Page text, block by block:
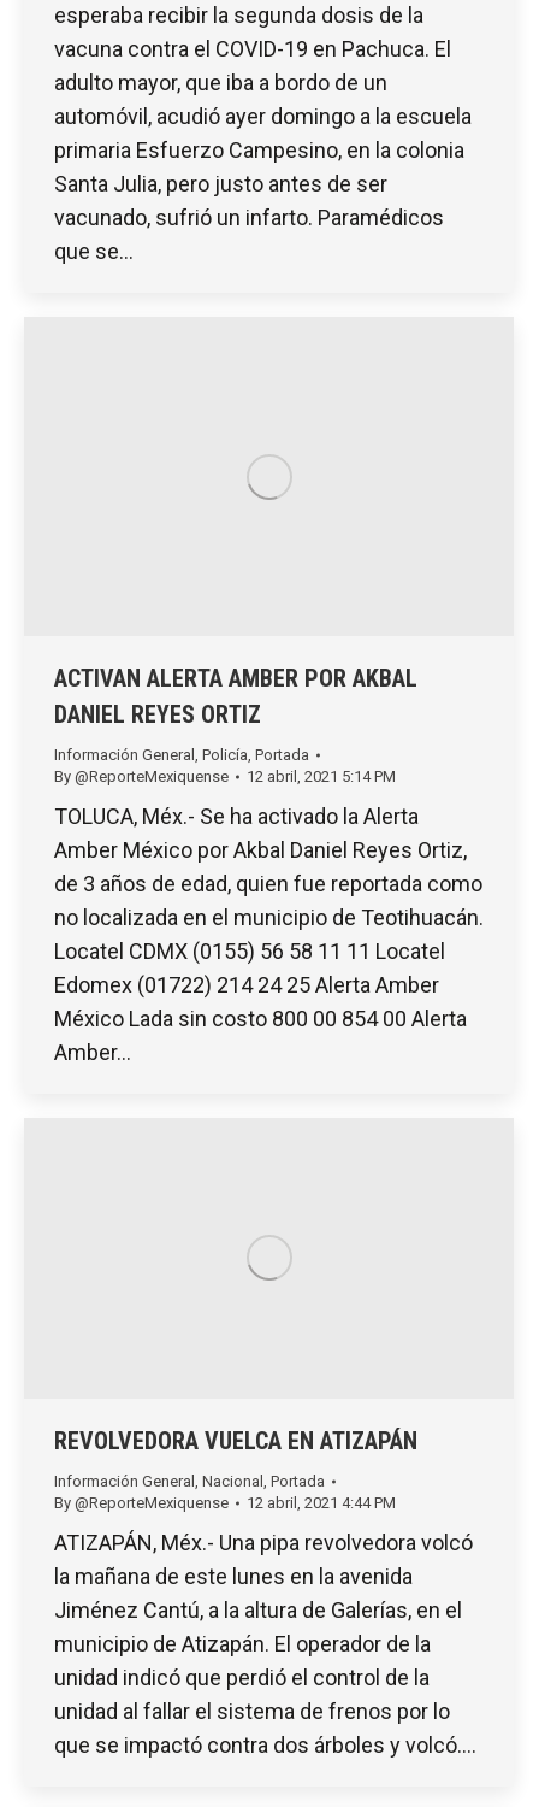
esperaba recibir la segunda dosis de la
vacuna contra el COVID-19 en Pachuca. El
adulto mayor, que iba a bordo de un
automóvil, acudió ayer domingo a la escuela
primaria Esfuerzo Campesino, en la colonia
Santa Julia, pero justo antes de ser
vacunado, sufrió un infarto. Paramédicos
que se…
ACTIVAN ALERTA AMBER POR AKBAL
DANIEL REYES ORTIZ
Información General Policía Portada
By @ReporteMexiquense 12 abril, 2021 5:14 PM
TOLUCA, Méx.- Se ha activado la Alerta
Amber México por Akbal Daniel Reyes Ortiz,
de 3 años de edad, quien fue reportada como
no localizada en el municipio de Teotihuacán.
Locatel CDMX (0155) 56 58 11 11 Locatel
Edomex (01722) 214 24 25 Alerta Amber
México Lada sin costo 800 00 854 00 Alerta
Amber…
REVOLVEDORA VUELCA EN ATIZAPÁN
Información General , Nacional , Portada
By @ReporteMexiquense 12 abril, 2021 4:44 PM
ATIZAPÁN, Méx.- Una pipa revolvedora volcó
la mañana de este lunes en la avenida
Jiménez Cantú, a la altura de Galerías, en el
municipio de Atizapán. El operador de la
unidad indicó que perdió el control de la
unidad al fallar el sistema de frenos por lo
que se impactó contra dos árboles y volcó.…